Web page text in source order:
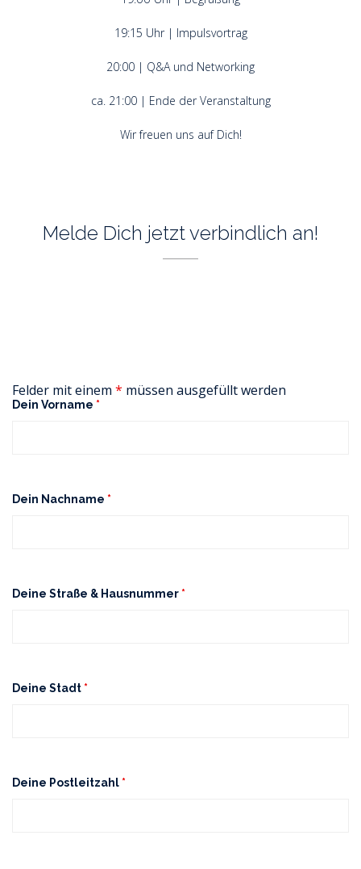
19:15 Uhr | Impulsvortrag
20:00 | Q&A und Networking
ca. 21:00 | Ende der Veranstaltung
Wir freuen uns auf Dich!
Melde Dich jetzt verbindlich an!
Felder mit einem * müssen ausgefüllt werden
Dein Vorname *
Dein Nachname *
Deine Straße & Hausnummer *
Deine Stadt *
Deine Postleitzahl *